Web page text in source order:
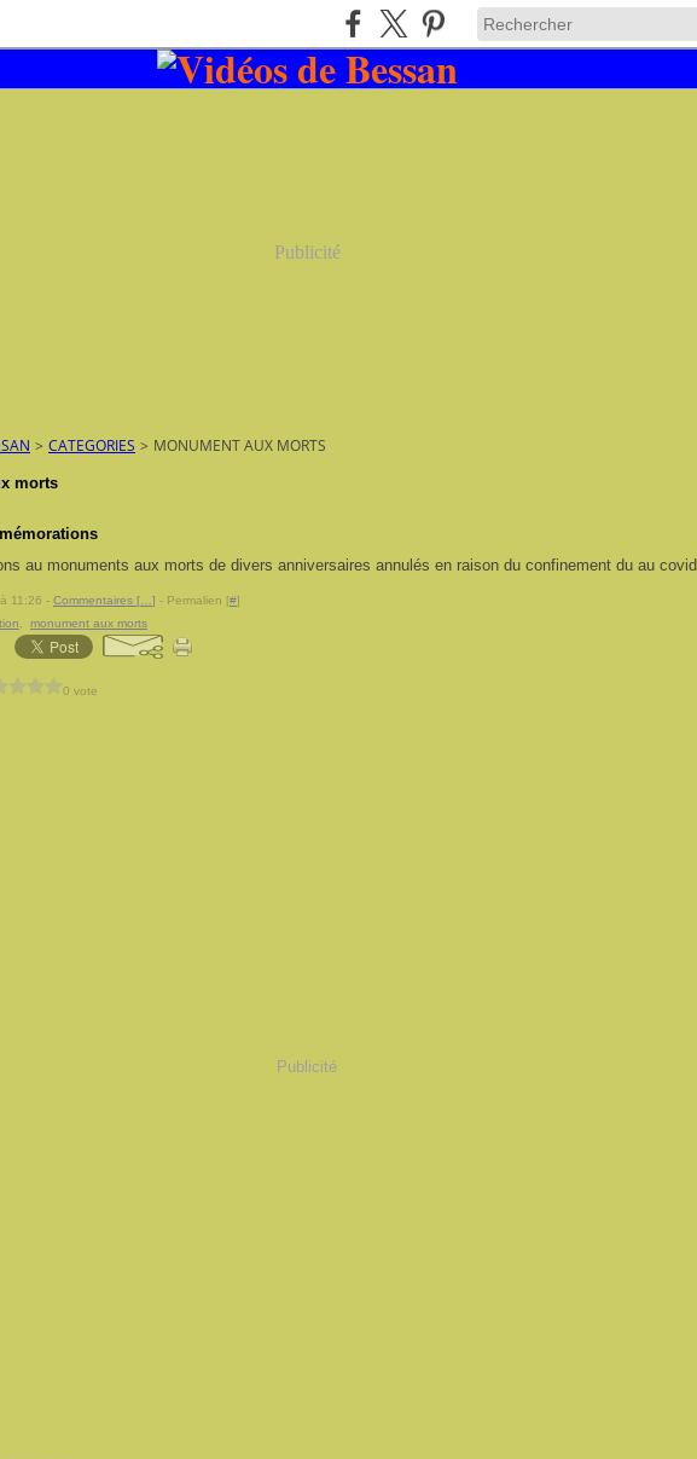
Publicité
> CATEGORIES > MONUMENT AUX MORTS
morts
au monuments aux morts de divers anniversaires annulés en raison du confinement du au covid
11:26 - Commentaires [ ] - Permalien [#]
monument aux morts
0 vote
Publicité